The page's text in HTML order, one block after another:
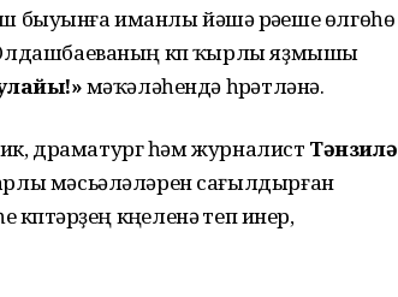
быуынға иманлы йәшәү рәүеше өлгөһө
күп ҡырлы яҙмышы
мәҡәләһендә һүрәтләнә.
драматург һәм журналист Тәнзилә
мәсьәләләрен сағылдырған
күптәрҙең күңеленә үтеп инер,